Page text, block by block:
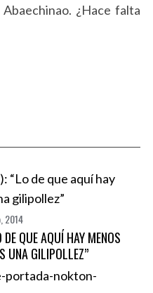
¿Hace falta
2014
QUE AQUÍ HAY MENOS
UNA GILIPOLLEZ”